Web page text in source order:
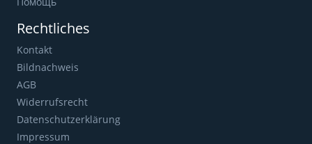
Rechtliches
Kontakt
Bildnachweis
AGB
Widerrufsrecht
Datenschutzerklärung
Impressum